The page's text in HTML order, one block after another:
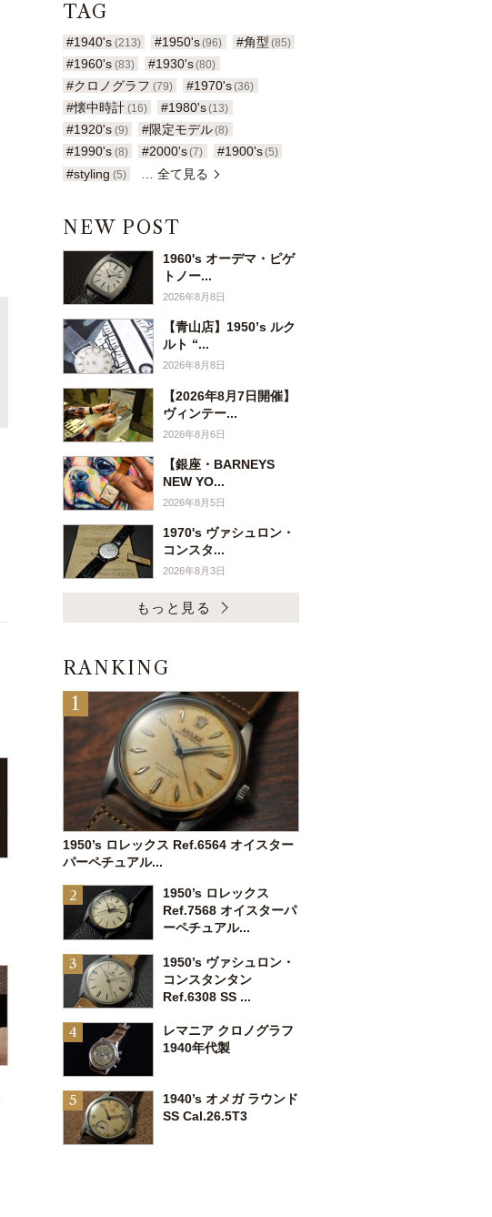
TAG
#1940's (213) #1950's(96) #角型 (85)
#1960's (83) #1930's(80)
#クロノグラフ (79) #1970's(36)
#懐中時計 (16) #1980's(13)
#1920's (9) #限定モデル(8)
#1990's (8) #2000's(7) #1900's(5)
#styling (5) … 全て見る
NEW POST
1960's オーデマ・ピゲ
トノー...
2026年8月8日
【青山店】1950’s ルク
ルト “...
2026年8月8日
【2026年8月7日開催】
ヴィンテー...
2026年8月6日
【銀座・BARNEYS
NEW YO...
2026年8月5日
1970's ヴァシュロン・
コンスタ...
2026年8月3日
もっと見る
RANKING
1950’s ロレックス Ref.6564 オイスター
パーペチュアル...
1950’s ロレックス
Ref.7568 オイスターパ
ーペチュアル...
1950’s ヴァシュロン・
コンスタンタン
Ref.6308 SS ...
レマニア クロノグラフ
1940年代製
1940’s オメガ ラウンド
SS Cal.26.5T3